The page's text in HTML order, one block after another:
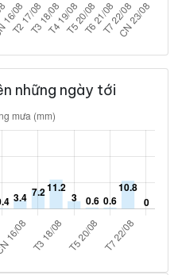
những ngày tới